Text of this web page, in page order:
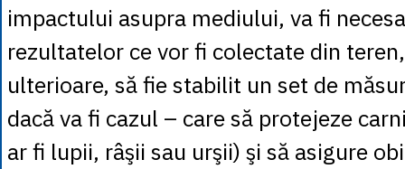
impactului asupra mediului, va fi
rezultatelor ce vor fi colectate din
ulterioare, să fie stabilit un set de
dacă va fi cazul – care să protejeze
ar fi lupii, râşii sau urşii) şi să asigure